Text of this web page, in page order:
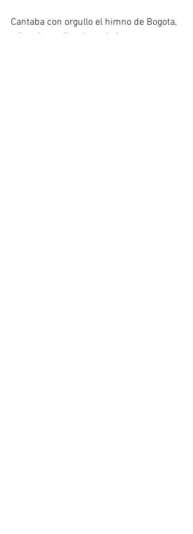
Cantaba con orgullo el himno de Bogota,
e iba al estadio a hacerle barra a su